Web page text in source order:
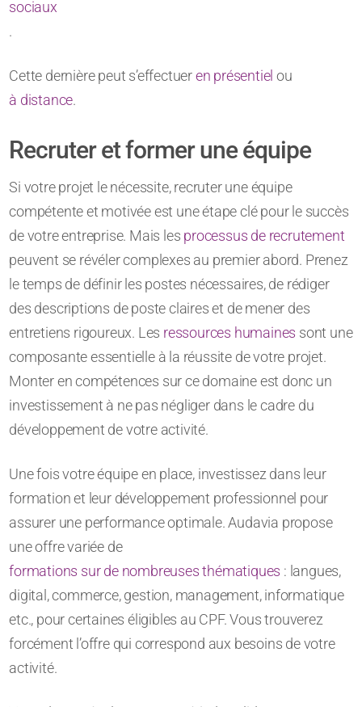
sociaux
.
Cette dernière peut s’effectueren présentiel ou
à distance.
Recruter et former une équipe
Si votre projet le nécessite, recruter une équipe
compétente et motivée est une étape clé pour le succès
de votre entreprise. Mais les processus de recrutement
peuvent se révéler complexes au premier abord. Prenez
le temps de définir les postes nécessaires, de rédiger
des descriptions de poste claires et de mener des
entretiens rigoureux. Les ressources humaines sont une
composante essentielle à la réussite de votre projet.
Monter en compétences sur ce domaine est donc un
investissement à ne pas négliger dans le cadre du
développement de votre activité.
Une fois votre équipe en place, investissez dans leur
formation et leur développement professionnel pour
assurer une performance optimale. Audavia propose
une offre variée de
formations sur de nombreuses thématiques : langues,
digital, commerce, gestion, management, informatique
etc., pour certaines éligibles au CPF. Vous trouverez
forcément l’offre qui correspond aux besoins de votre
activité.